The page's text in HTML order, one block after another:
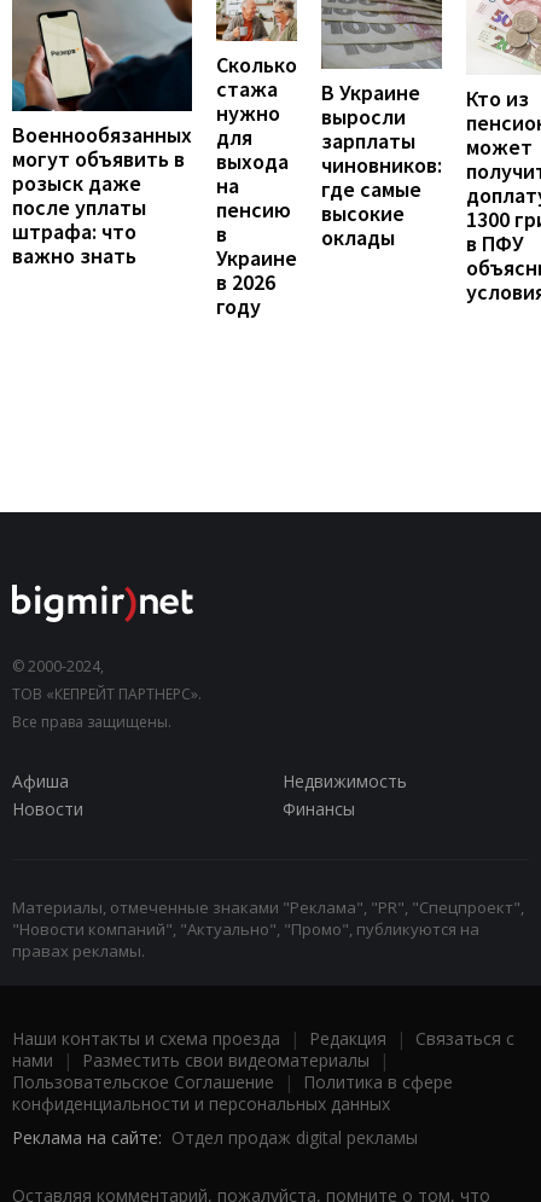
Военнообязанных
могут объявить в
розыск даже
после уплаты
штрафа: что
важно знать
Сколько
стажа
нужно
для
выхода
на
пенсию
в
Украине
в 2026
году
В Украине
выросли
зарплаты
чиновников:
где самые
высокие
оклады
Кто из
может
1300
в ПФУ
© 2000-2024,
ТОВ «КЕПРЕЙТ ПАРТНЕРС».
Все права защищены.
Афиша
Недвижимость
Новости
Финансы
Материалы, отмеченные знаками "Реклама", "PR", "Спецпроект",
"Новости компаний", "Актуально", "Промо", публикуются на
правах рекламы.
Наши контакты и схема проезда | Редакция | Связаться с
нами | Разместить свои видеоматериалы |
Пользовательское Соглашение |
Политика в сфере
конфиденциальности и персональных данных
Реклама на сайте: Отдел продаж digital рекламы
Оставляя комментарий, пожалуйста, помните о том, что